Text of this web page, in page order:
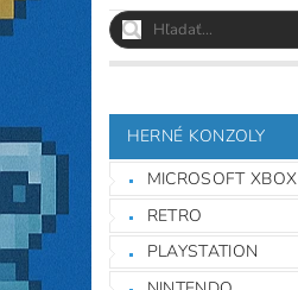
HERNÉ KONZOLY
MICROSOFT XBOX
RETRO
PLAYSTATION